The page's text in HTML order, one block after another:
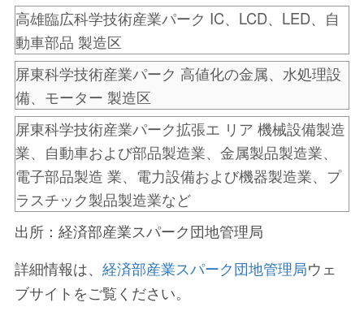
高雄臨広科学技術産業パーク IC、LCD、LED、自
動車部品 製造区
屏東科学技術産業パーク 高値化の金属、水処理設
備、モーター 製造区
屏東科学技術産業パーク拡張エ リア 機械設備製造
業、自動車および部品製造業、金属製品製造業、
電子部品製造 業、電力設備および機器製造業、プ
ラスチック製品製造業など
出所：経済部産業スパーク団地管理局
詳細情報は、経済部産業スパーク団地管理局ウェ
ブサイトをご覧ください。